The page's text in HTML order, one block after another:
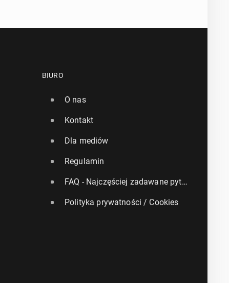
BIURO
O nas
Kontakt
Dla mediów
Regulamin
FAQ - Najczęściej zadawane pytania
Polityka prywatności / Cookies